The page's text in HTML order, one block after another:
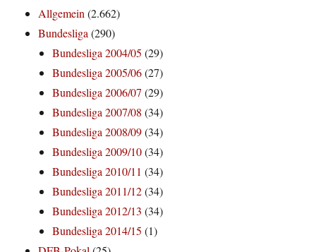
Allgemein(2.662)
Bundesliga(290)
Bundesliga 2004/05 (29)
Bundesliga 2005/06(27)
Bundesliga 2006/07 (29)
Bundesliga 2007/08 (34)
Bundesliga 2008/09(34)
Bundesliga 2009/10(34)
Bundesliga 2010/11 (34)
Bundesliga 2011/12(34)
Bundesliga 2012/13 (34)
Bundesliga 2014/15 (1)